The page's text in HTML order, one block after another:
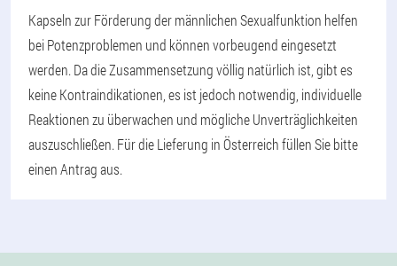
Kapseln zur Förderung der männlichen Sexualfunktion helfen
bei Potenzproblemen und können vorbeugend eingesetzt
werden. Da die Zusammensetzung völlig natürlich ist, gibt es
keine Kontraindikationen, es ist jedoch notwendig, individuelle
Reaktionen zu überwachen und mögliche Unverträglichkeiten
auszuschließen. Für die Lieferung in Österreich füllen Sie bitte
einen Antrag aus.